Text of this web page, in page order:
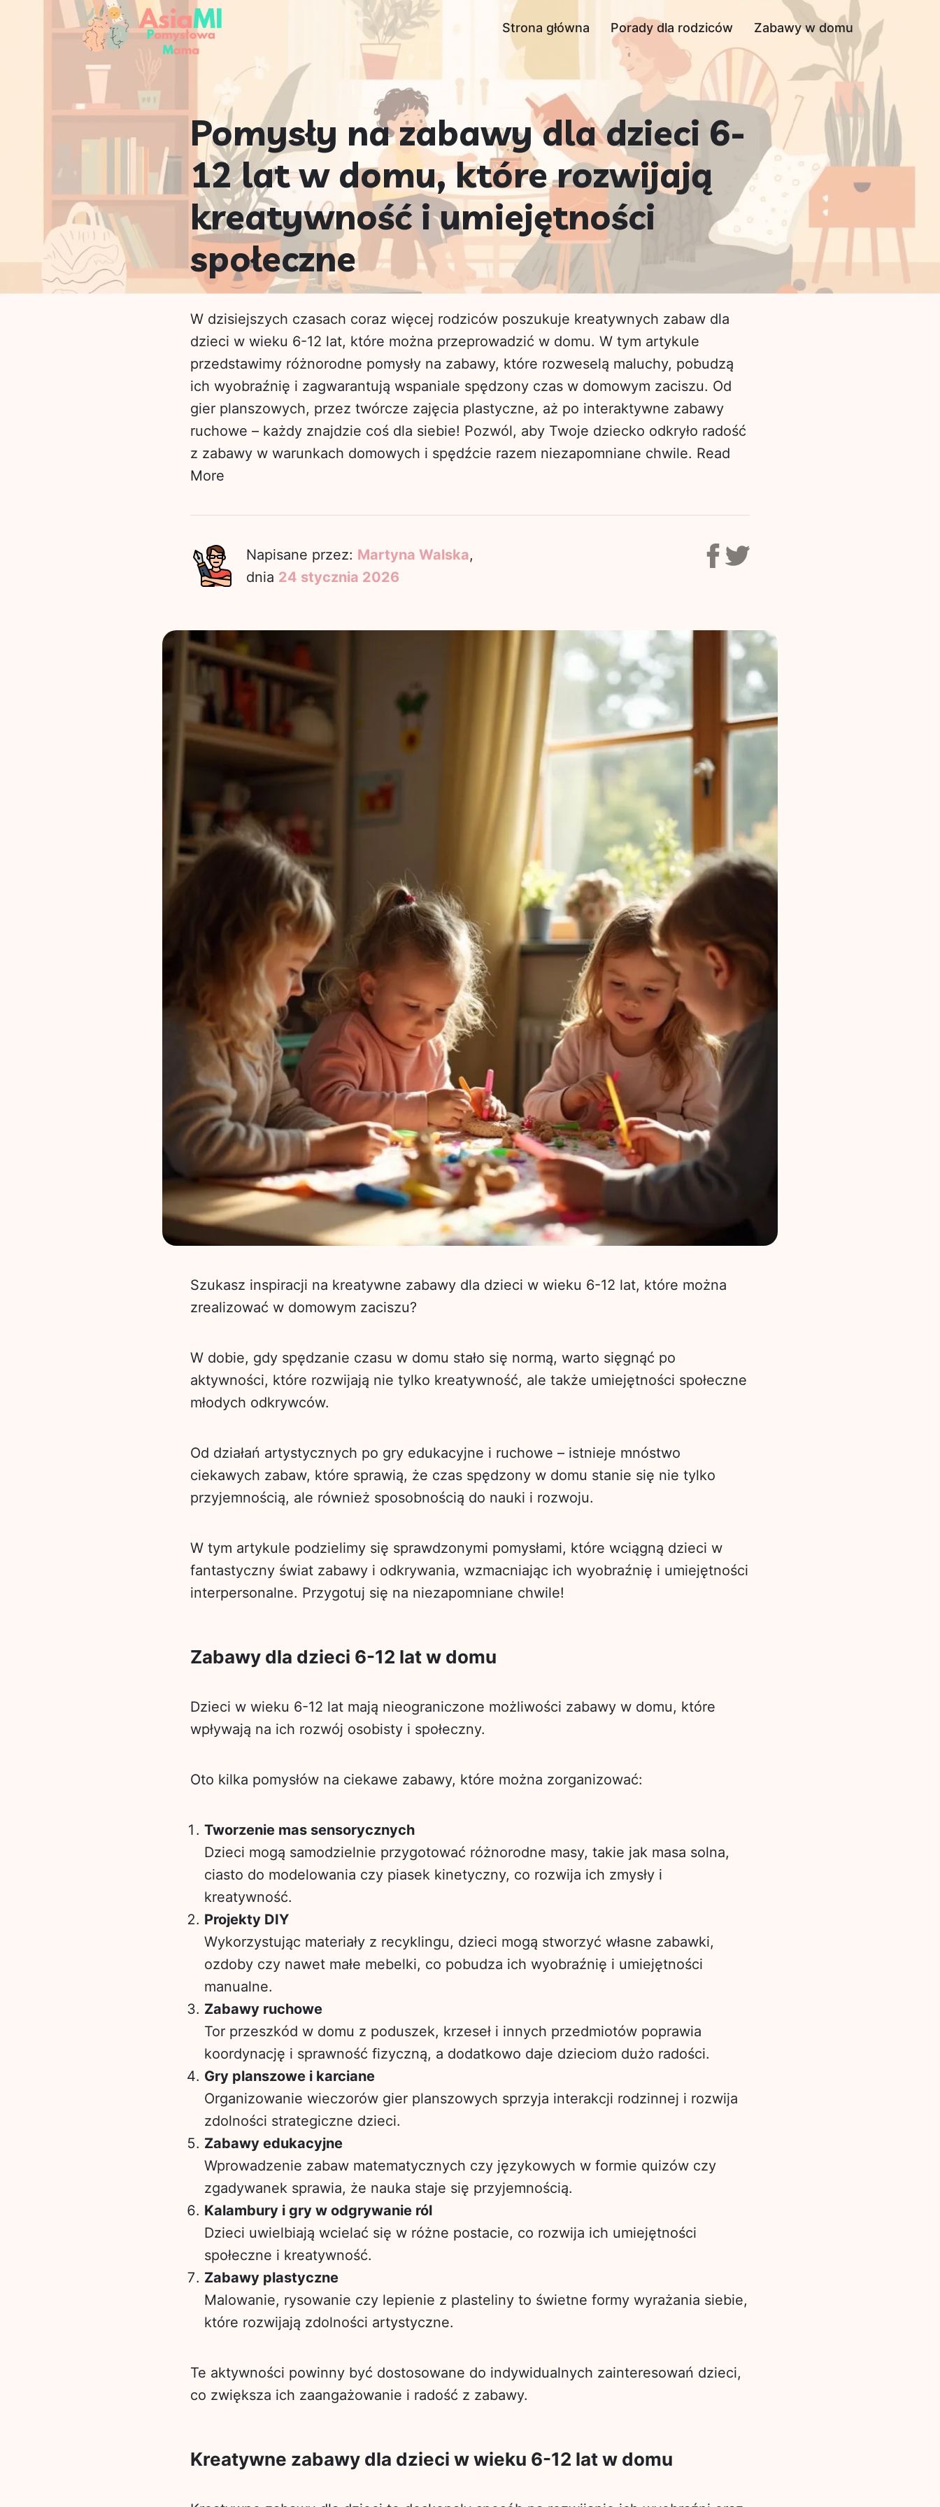
Strona główna Porady dla rodziców Zabawy w domu
Pomysły na zabawy dla dzieci 6-
12 lat w domu, które rozwijają
kreatywność i umiejętności
społeczne
W dzisiejszych czasach coraz więcej rodziców poszukuje kreatywnych zabaw dla
dzieci w wieku 6-12 lat, które można przeprowadzić w domu. W tym artykule
przedstawimy różnorodne pomysły na zabawy, które rozweselą maluchy, pobudzą
ich wyobraźnię i zagwarantują wspaniale spędzony czas w domowym zaciszu. Od
gier planszowych, przez twórcze zajęcia plastyczne, aż po interaktywne zabawy
ruchowe – każdy znajdzie coś dla siebie! Pozwól, aby Twoje dziecko odkryło radość
z zabawy w warunkach domowych i spędźcie razem niezapomniane chwile. Read
More
Napisane przez: Martyna Walska,
dnia 24 stycznia 2026
Szukasz inspiracji na kreatywne zabawy dla dzieci w wieku 6-12 lat, które można
zrealizować w domowym zaciszu?
W dobie, gdy spędzanie czasu w domu stało się normą, warto sięgnąć po
aktywności, które rozwijają nie tylko kreatywność, ale także umiejętności społeczne
młodych odkrywców.
Od działań artystycznych po gry edukacyjne i ruchowe – istnieje mnóstwo
ciekawych zabaw, które sprawią, że czas spędzony w domu stanie się nie tylko
przyjemnością, ale również sposobnością do nauki i rozwoju.
W tym artykule podzielimy się sprawdzonymi pomysłami, które wciągną dzieci w
fantastyczny świat zabawy i odkrywania, wzmacniając ich wyobraźnię i umiejętności
interpersonalne. Przygotuj się na niezapomniane chwile!
Zabawy dla dzieci 6-12 lat w domu
Dzieci w wieku 6-12 lat mają nieograniczone możliwości zabawy w domu, które
wpływają na ich rozwój osobisty i społeczny.
Oto kilka pomysłów na ciekawe zabawy, które można zorganizować:
Tworzenie mas sensorycznych
Dzieci mogą samodzielnie przygotować różnorodne masy, takie jak masa solna,
ciasto do modelowania czy piasek kinetyczny, co rozwija ich zmysły i
kreatywność.
Projekty DIY
Wykorzystując materiały z recyklingu, dzieci mogą stworzyć własne zabawki,
ozdoby czy nawet małe mebelki, co pobudza ich wyobraźnię i umiejętności
manualne.
Zabawy ruchowe
Tor przeszkód w domu z poduszek, krzeseł i innych przedmiotów poprawia
koordynację i sprawność fizyczną, a dodatkowo daje dzieciom dużo radości.
Gry planszowe i karciane
Organizowanie wieczorów gier planszowych sprzyja interakcji rodzinnej i rozwija
zdolności strategiczne dzieci.
Zabawy edukacyjne
Wprowadzenie zabaw matematycznych czy językowych w formie quizów czy
zgadywanek sprawia, że nauka staje się przyjemnością.
Kalambury i gry w odgrywanie ról
Dzieci uwielbiają wcielać się w różne postacie, co rozwija ich umiejętności
społeczne i kreatywność.
Zabawy plastyczne
Malowanie, rysowanie czy lepienie z plasteliny to świetne formy wyrażania siebie,
które rozwijają zdolności artystyczne.
Te aktywności powinny być dostosowane do indywidualnych zainteresowań dzieci,
co zwiększa ich zaangażowanie i radość z zabawy.
Kreatywne zabawy dla dzieci w wieku 6-12 lat w domu